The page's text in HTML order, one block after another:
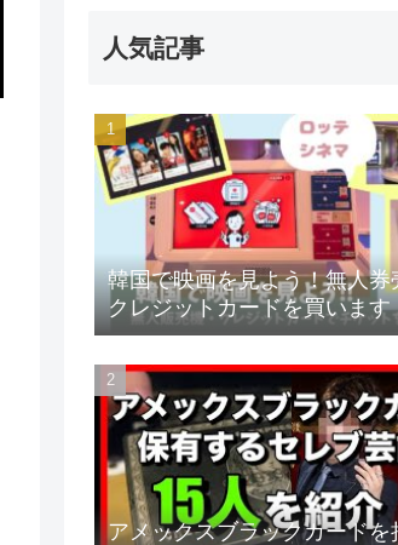
人気記事
韓国で映画を見よう！無人券
クレジットカードを買います
アメックスブラックカードを